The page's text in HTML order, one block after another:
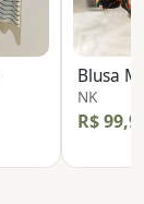
NK
R$